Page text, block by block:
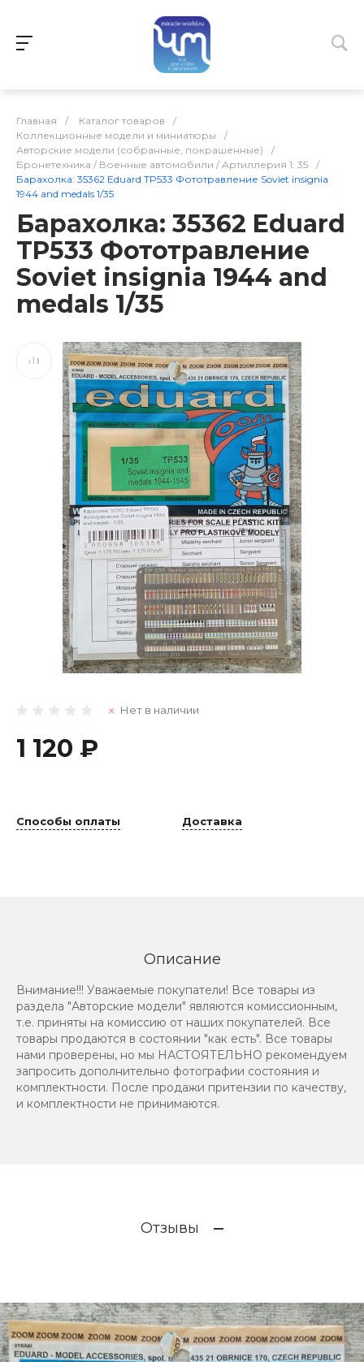
Главная / Каталог товаров
/
Коллекционные модели и миниатюры
/
Авторские модели (собранные, покрашенные)
/
Бронетехника / Военные автомобили / Артиллерия 1: 35
/
Барахолка: 35362 Eduard TP533 Фототравление Soviet insignia
1944 and medals 1/35
Барахолка: 35362 Eduard
TP533 Фототравление
Soviet insignia 1944 and
medals 1/35
Нет в наличии
1 120 ₽
Способы оплаты Доставка
Описание
Внимание!!! Уважаемые покупатели! Все товары из
раздела "Авторские модели" являются комиссионным,
т.е. приняты на комиссию от наших покупателей. Все
товары продаются в состоянии "как есть". Все товары
нами проверены, но мы НАСТОЯТЕЛЬНО рекомендуем
запросить дополнительно фотографии состояния и
комплектности. После продажи притензии по качеству,
и комплектности не принимаются.
Отзывы